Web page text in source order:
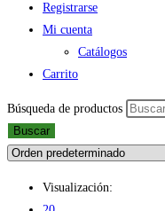
Registrarse
Mi cuenta
Catálogos
Carrito
Búsqueda de productos
Buscar
Visualización: